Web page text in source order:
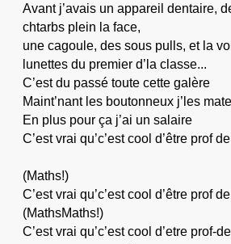
Avant j’avais un appareil dentaire,
chtarbs plein la face,
une cagoule, des sous pulls, et la
lunettes du premier d’la classe...
C’est du passé toute cette galère
Maint’nant les boutonneux j’les mate
En plus pour ça j’ai un salaire
C’est vrai qu’c’est cool d’être prof
(Maths!)
C’est vrai qu’c’est cool d’être prof
(MathsMaths!)
C’est vrai qu’c’est cool d’etre prof-